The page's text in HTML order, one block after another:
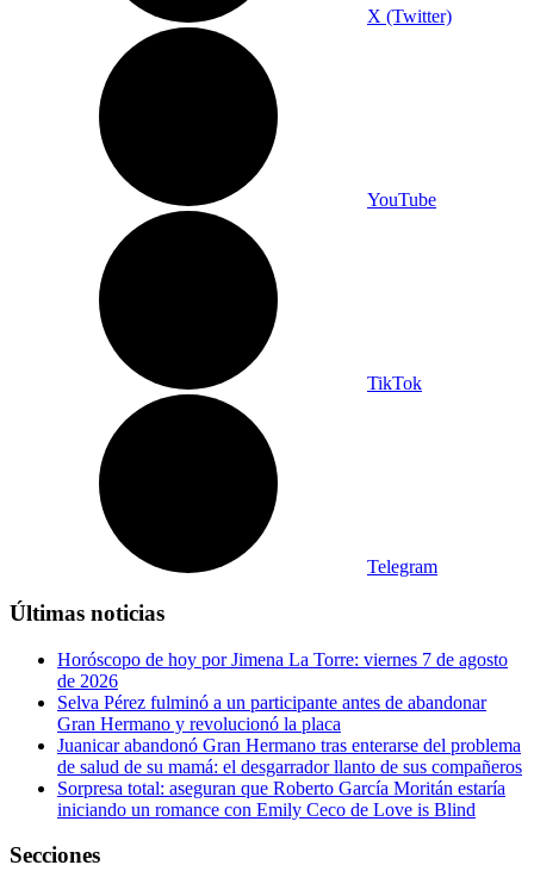
X (Twitter)
YouTube
TikTok
Telegram
Últimas noticias
Horóscopo de hoy por Jimena La Torre: viernes 7 de agosto
de 2026
Selva Pérez fulminó a un participante antes de abandonar
Gran Hermano y revolucionó la placa
Juanicar abandonó Gran Hermano tras enterarse del problema
de salud de su mamá: el desgarrador llanto de sus compañeros
Sorpresa total: aseguran que Roberto García Moritán estaría
iniciando un romance con Emily Ceco de Love is Blind
Secciones